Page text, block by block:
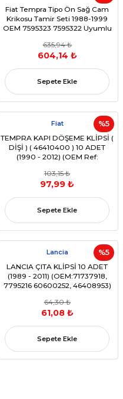
Fiat Tempra Tipo Ön Sağ Cam
Krikosu Tamir Seti 1988-1999
OEM 7595323 7595322 Uyumlu
635,94 ₺
604,14 ₺
Sepete Ekle
%5
Fiat
TEMPRA KAPI DÖŞEME KLİPSİ (
DİŞİ ) ( 46410400 ) 10 ADET
(1990 - 2012) (OEM Ref:
103,15 ₺
97,99 ₺
Sepete Ekle
%5
Lancia
LANCIA ÇITA KLİPSİ 10 ADET
(1989 - 2011) (OEM:71737918,
7795216 60600252, 46408953)
64,30 ₺
61,08 ₺
Sepete Ekle